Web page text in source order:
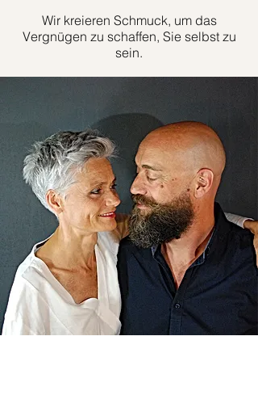
Wir kreieren Schmuck, um das
Vergnügen zu schaffen, Sie selbst zu
sein.